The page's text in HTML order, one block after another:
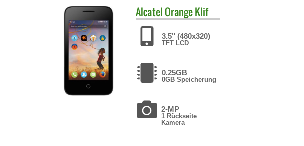
Alcatel Orange Klif
3.5" (480x320)
TFT LCD
0.25GB
0GB Speicherung
2-MP
1 Rückseite
Kamera